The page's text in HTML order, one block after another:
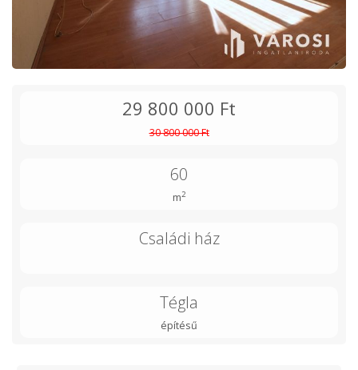
29 800 000 Ft
30 800 000 Ft
60
m2
Családi ház
Tégla
építésű